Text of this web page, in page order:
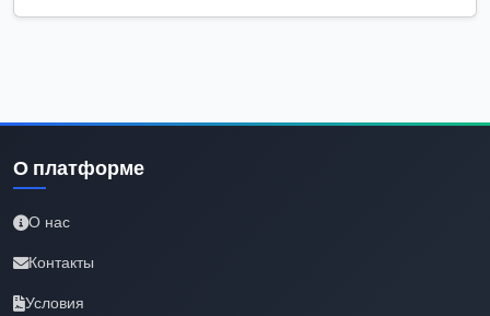
О платформе
О нас
Контакты
Условия